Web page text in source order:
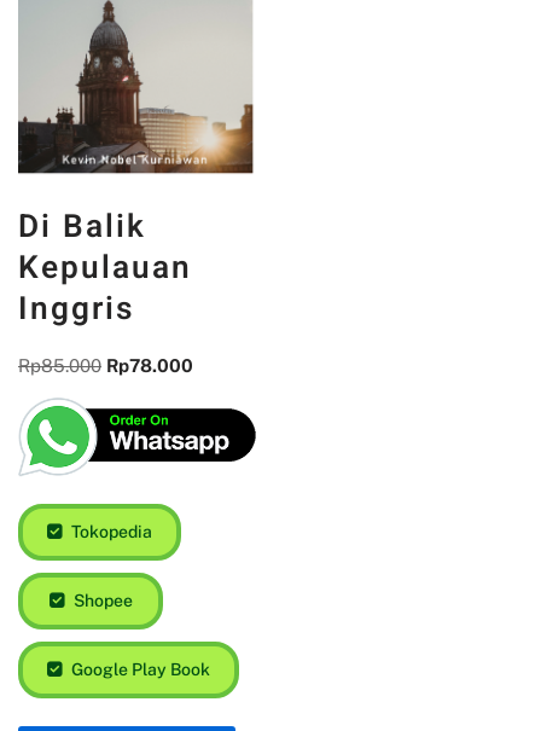
Di Balik
Kepulauan
Inggris
Rp85.000 Rp78.000
Tokopedia
Shopee
Google Play Book